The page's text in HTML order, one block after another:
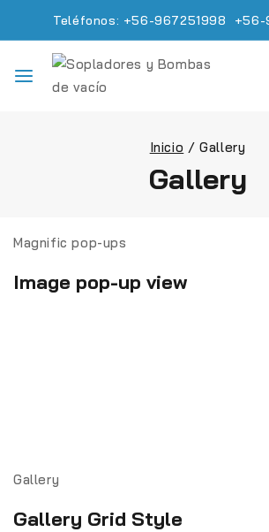
Teléfonos: +56-967251998
Inicio / Gallery
Gallery
Magnific pop-ups
Image pop-up view
Gallery
Gallery Grid Style